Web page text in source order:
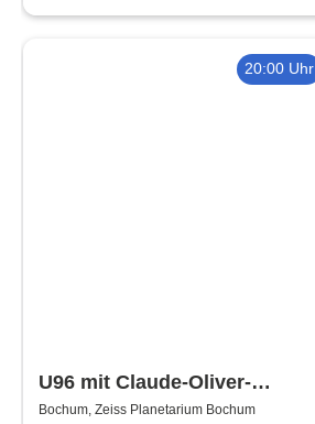
20:00 Uhr
U96 mit Claude-Oliver-
Rudolph - 20.000 Meilen unter
Bochum, Zeiss Planetarium Bochum